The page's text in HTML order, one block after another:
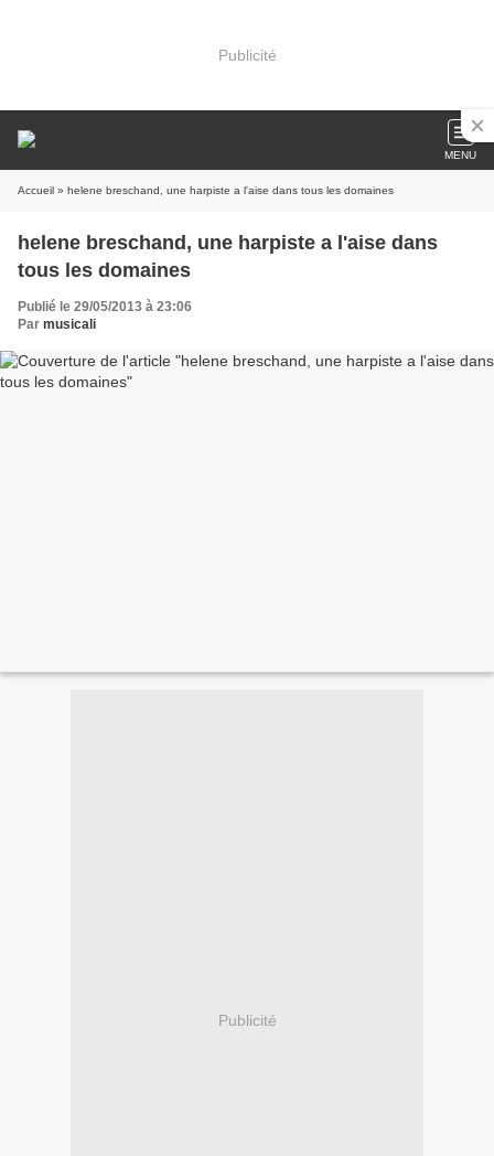
Publicité
MENU
Accueil » helene breschand, une harpiste a l'aise dans tous les domaines
helene breschand, une harpiste a l'aise dans
tous les domaines
Publié le 29/05/2013 à 23:06
Par musicali
Publicité